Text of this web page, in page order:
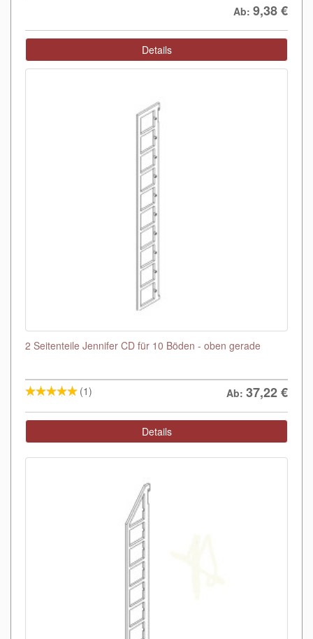
Ab: 9,38€
Details
2 Seitenteile Jennifer CD für 10 Böden - oben gerade
(1) Ab: 37,22€
Details